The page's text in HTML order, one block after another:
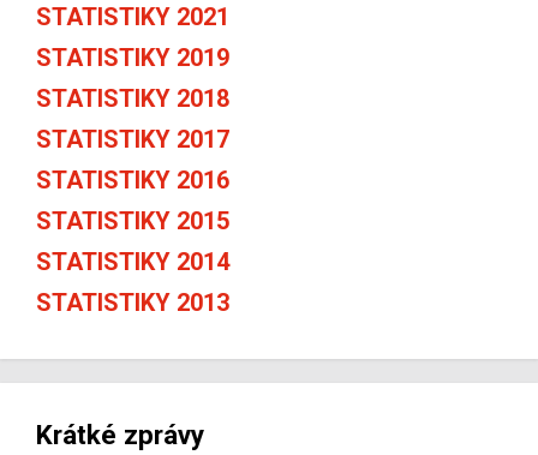
STATISTIKY 2021
STATISTIKY 2019
STATISTIKY 2018
STATISTIKY 2017
STATISTIKY 2016
STATISTIKY 2015
STATISTIKY 2014
STATISTIKY 2013
Krátké zprávy